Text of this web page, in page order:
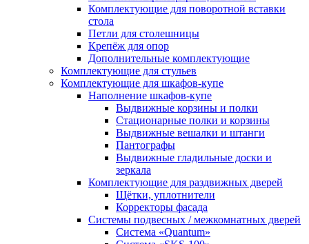
Комплектующие для поворотной вставки
стола
Петли для столешницы
Крепёж для опор
Дополнительные комплектующие
Комплектующие для стульев
Комплектующие для шкафов-купе
Наполнение шкафов-купе
Выдвижные корзины и полки
Стационарные полки и корзины
Выдвижные вешалки и штанги
Пантографы
Выдвижные гладильные доски и
зеркала
Комплектующие для раздвижных дверей
Щётки, уплотнители
Корректоры фасада
Системы подвесных / межкомнатных дверей
Система «Quantum»